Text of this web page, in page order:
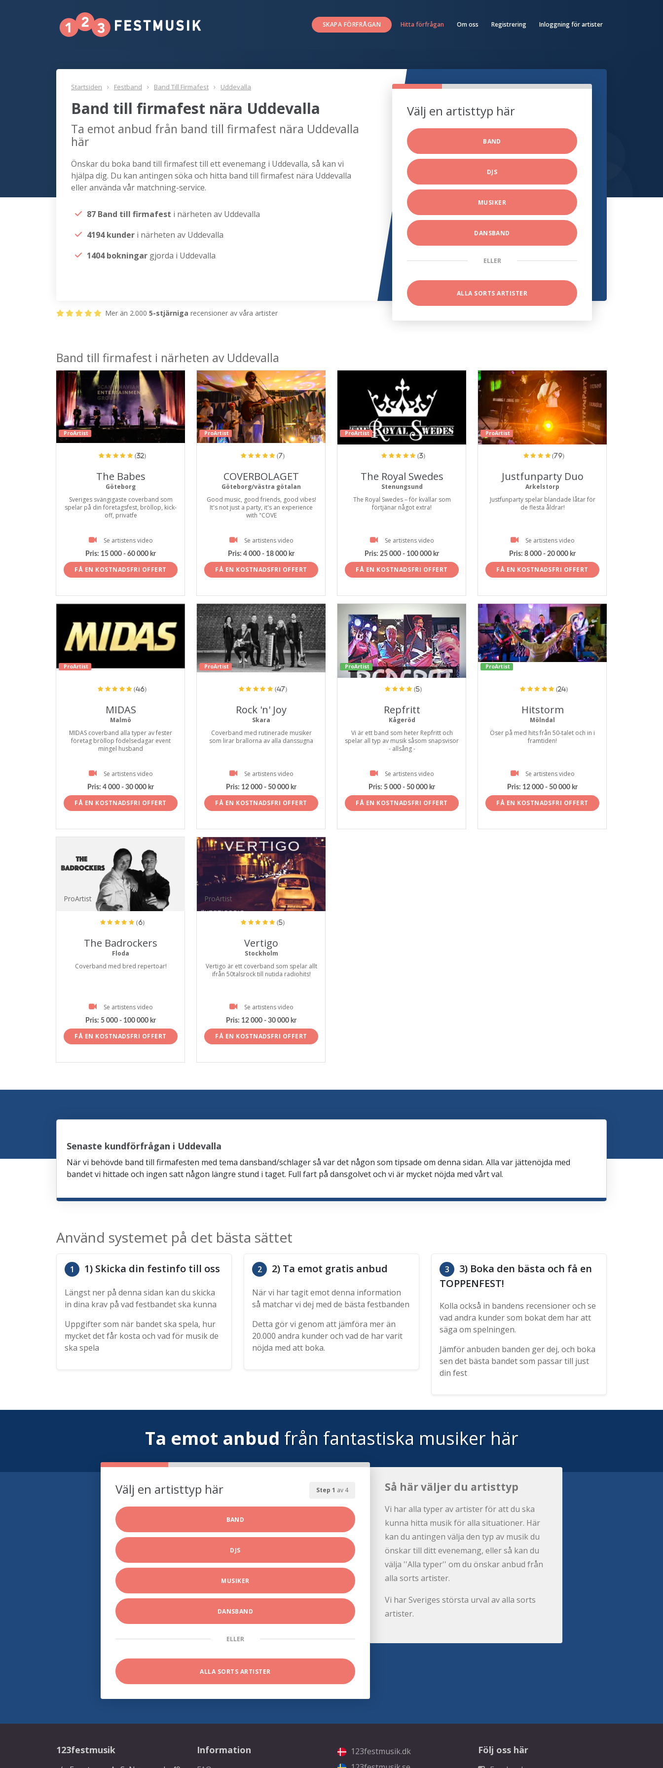
SKAPA FÖRFRÅGAN Hitta förfrågan Om oss Registrering Inloggning för artister
Startsiden Festband Band Till Firmafest Uddevalla
Band till firmafest nära Uddevalla
Ta emot anbud från band till firmafest nära Uddevalla
här
Önskar du boka band till firmafest till ett evenemang i Uddevalla, så kan vi
hjälpa dig. Du kan antingen söka och hitta band till firmafest nära Uddevalla
eller använda vår matchning-service.
87 Band till firmafest i närheten av Uddevalla
4194 kunder i närheten av Uddevalla
1404 bokningar gjorda i Uddevalla
Välj en artisttyp här
BAND
DJS
MUSIKER
DANSBAND
ELLER
ALLA SORTS ARTISTER
Mer än 2.000 5-stjärniga recensioner av våra artister
Band till firmafest i närheten av Uddevalla
ProArtist
(32)
The Babes
Göteborg
Sveriges svängigaste coverband som
spelar på din företagsfest, bröllop, kick-
off, privatfe
Se artistens video
Pris: 15 000 - 60 000 kr
FÅ EN KOSTNADSFRI OFFERT
ProArtist
(7)
COVERBOLAGET
Göteborg/västra götalan
Good music, good friends, good vibes!
It's not just a party, it's an experience
with "COVE
Se artistens video
Pris: 4 000 - 18 000 kr
FÅ EN KOSTNADSFRI OFFERT
ProArtist
(3)
The Royal Swedes
Stenungsund
The Royal Swedes – för kvällar som
förtjänar något extra!
Se artistens video
Pris: 25 000 - 100 000 kr
FÅ EN KOSTNADSFRI OFFERT
ProArtist
(79)
Justfunparty Duo
Arkelstorp
Justfunparty spelar blandade låtar för
de flesta åldrar!
Se artistens video
Pris: 8 000 - 20 000 kr
FÅ EN KOSTNADSFRI OFFERT
ProArtist
(46)
MIDAS
Malmö
MIDAS coverband alla typer av fester
företag bröllop födelsedagar event
mingel husband
Se artistens video
Pris: 4 000 - 30 000 kr
FÅ EN KOSTNADSFRI OFFERT
ProArtist
(47)
Rock 'n' Joy
Skara
Coverband med rutinerade musiker
som lirar brallorna av alla danssugna
Se artistens video
Pris: 12 000 - 50 000 kr
FÅ EN KOSTNADSFRI OFFERT
ProArtist
(5)
Repfritt
Kågeröd
Vi är ett band som heter Repfritt och
spelar all typ av musik såsom snapsvisor
- allsång -
Se artistens video
Pris: 5 000 - 50 000 kr
FÅ EN KOSTNADSFRI OFFERT
ProArtist
(24)
Hitstorm
Mölndal
Öser på med hits från 50-talet och in i
framtiden!
Se artistens video
Pris: 12 000 - 50 000 kr
FÅ EN KOSTNADSFRI OFFERT
ProArtist
(6)
The Badrockers
Floda
Coverband med bred repertoar!
Se artistens video
Pris: 5 000 - 100 000 kr
FÅ EN KOSTNADSFRI OFFERT
ProArtist
(5)
Vertigo
Stockholm
Vertigo är ett coverband som spelar allt
ifrån 50talsrock till nutida radiohits!
Se artistens video
Pris: 12 000 - 30 000 kr
FÅ EN KOSTNADSFRI OFFERT
Senaste kundförfrågan i Uddevalla
När vi behövde band till firmafesten med tema dansband/schlager så var det någon som tipsade om denna sidan. Alla var jättenöjda med
bandet vi hittade och ingen satt någon längre stund i taget. Full fart på dansgolvet och vi är mycket nöjda med vårt val.
Använd systemet på det bästa sättet
1 1) Skicka din festinfo till oss
Längst ner på denna sidan kan du skicka
in dina krav på vad festbandet ska kunna
Uppgifter som när bandet ska spela, hur
mycket det får kosta och vad för musik de
ska spela
2 2) Ta emot gratis anbud
När vi har tagit emot denna information
så matchar vi dej med de bästa festbanden
Detta gör vi genom att jämföra mer än
20.000 andra kunder och vad de har varit
nöjda med att boka.
3
3) Boka den bästa och få en
TOPPENFEST!
Kolla också in bandens recensioner och se
vad andra kunder som bokat dem har att
säga om spelningen.
Jämför anbuden banden ger dej, och boka
sen det bästa bandet som passar till just
din fest
Ta emot anbud från fantastiska musiker här
Step 1 av 4
Välj en artisttyp här
BAND
DJS
MUSIKER
DANSBAND
ELLER
ALLA SORTS ARTISTER
Så här väljer du artisttyp
Vi har alla typer av artister för att du ska
kunna hitta musik för alla situationer. Här
kan du antingen välja den typ av musik du
önskar till ditt evenemang, eller så kan du
välja ''Alla typer'' om du önskar anbud från
alla sorts artister.
Vi har Sveriges största urval av alla sorts
artister.
123festmusik Information
123festmusik.dk
Följ oss här